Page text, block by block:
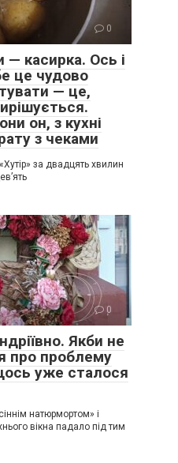
0
— касирка. Ось і
це чудово
— це,
он, з кухні
з чеками
за двадцять хвилин
0
Якби не
про проблему
уже сталося
натюрмортом» і
вікна падало під тим